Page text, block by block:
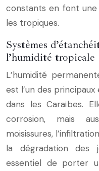
constants en font
les tropiques.
Systèmes
l’humidité tropicale
L’humidité
est l’un des
dans les Caraïbes.
corrosion, mais
moisissures,
la dégradation des
essentiel de porter